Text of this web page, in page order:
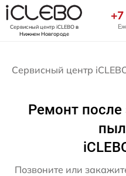
Сервисный центр iCLEBOв
Нижнем Новгороде
Сервисный центр
Ремонт после
Позвоните или